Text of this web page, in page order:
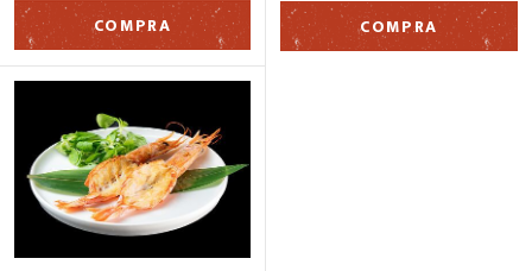
COMPRA COMPRA